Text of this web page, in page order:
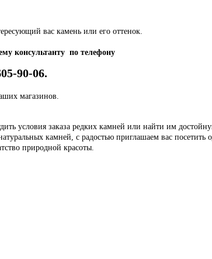
вас камень или его оттенок.
консультанту по телефону
90-06.
магазинов.
условия заказа редких камней или найти им
камней, с радостью приглашаем вас
природной красоты.